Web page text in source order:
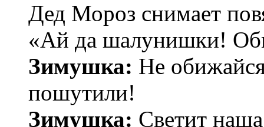
Дед Мороз снимает
«Ай да шалунишки!
Зимушка: Не
пошутили!
Зимушка: Светит